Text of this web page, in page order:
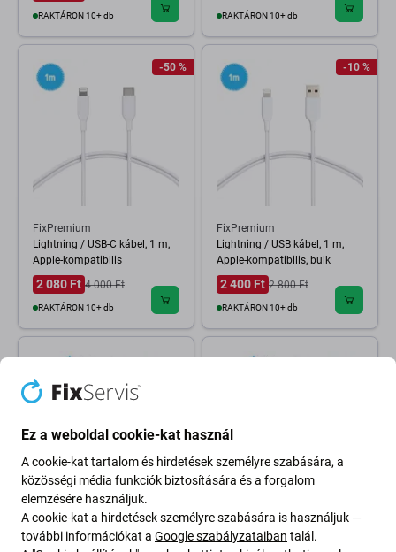
RAKTÁRON 10+ db RAKTÁRON 10+ db
-50 %
FixPremium
Lightning / USB-C kábel, 1 m,
Apple-kompatibilis
2 080 Ft 4 000 Ft
RAKTÁRON 10+ db
-10 %
FixPremium
Lightning / USB kábel, 1 m,
Apple-kompatibilis, bulk
2 400 Ft 2 800 Ft
RAKTÁRON 10+ db
FixPremium
FixPremium HydroGel Anti-
FixPremium
FixPremium Glass - Edzett
Ez a weboldal cookie-kat használ
A cookie-kat tartalom és hirdetések személyre szabására, a
közösségi média funkciók biztosítására és a forgalom
elemzésére használjuk.
A cookie-kat a hirdetések személyre szabására is használjuk —
további információkat a Google szabályzataiban talál.